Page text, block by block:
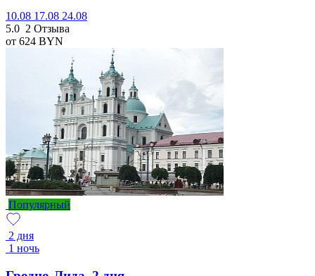
10.08 17.08 24.08
5.0 2 Отзыва
от 624 BYN
Популярный
2 дня
1 ночь